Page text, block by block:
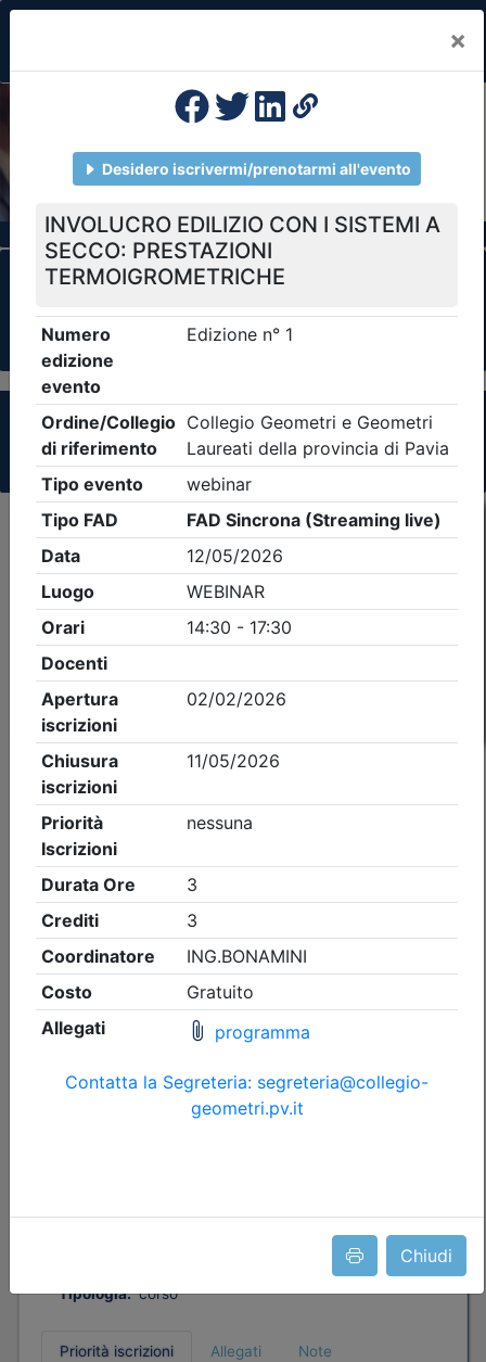
×
Chiudi
Previous
Formazione Professionale Continua
Il portale della formazione per Ordini e
Collegi Professionali
Clicca qui - espandi la sezione dei filtri ricerca
eventi
Criteri di ricerca applicati:
- Tipo Ordine/collegio:Geometri- Ordine:
Pavia- Eventi in programma dal
Dettagli evento
Gratuito
Collegio Geometri e Geometri Laureati della provincia di
CHE FARE SE ARRIVA UN CONTROLLO
Crediti:3 cfp
dal 05/08/2026 al 13/09/2026
Tipologia:corso
Priorità iscrizioni Allegati
Note